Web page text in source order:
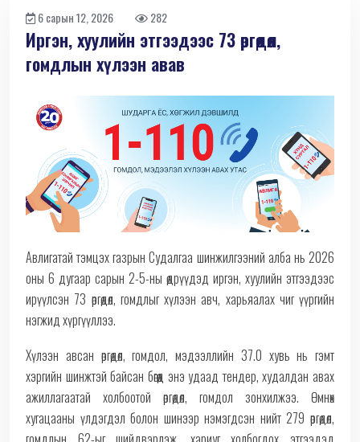
6 сарын 12, 2026 282
Иргэн, хуулийн этгээдээс 73 өргөдөл,
гомдлын хүлээн авав
Авлигатай тэмцэх газрын Судалгаа шинжилгээний алба нь 2026
оны 6 дугаар сарын 2-5-ны өдрүүдэд иргэн, хуулийн этгээдээс
ирүүлсэн 73 өргөдөл, гомдлыг хүлээн авч, харьяалах чиг үүргийн
нэгжид хүргүүллээ.
Хүлээн авсан өргөдөл, гомдол, мэдээллийн 37.0 хувь нь гэмт
хэргийн шинжтэй байсан бөгөөд энэ удаад тендер, худалдан авах
ажиллагаатай холбоотой өргөдөл, гомдол зонхилжээ. Өмнөх
хугацааны үлдэгдэл болон шинээр нэмэгдсэн нийт 279 өргөдөл,